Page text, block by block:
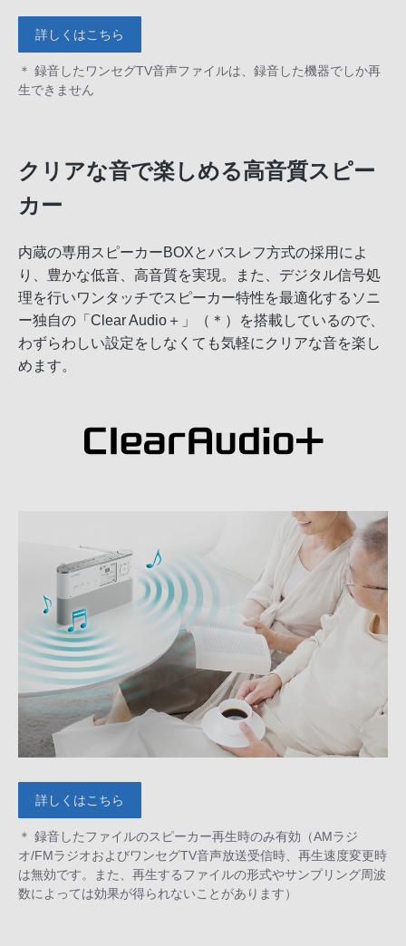
詳しくはこちら
＊ 録音したワンセグTV音声ファイルは、録音した機器でしか再
生できません
クリアな音で楽しめる高音質スピー
カー
内蔵の専用スピーカーBOXとバスレフ方式の採用によ
り、豊かな低音、高音質を実現。また、デジタル信号処
理を行いワンタッチでスピーカー特性を最適化するソニ
ー独自の「Clear Audio＋」（＊）を搭載しているので、
わずらわしい設定をしなくても気軽にクリアな音を楽し
めます。
詳しくはこちら
＊ 録音したファイルのスピーカー再生時のみ有効（AMラジ
オ/FMラジオおよびワンセグTV音声放送受信時、再生速度変更時
は無効です。また、再生するファイルの形式やサンプリング周波
数によっては効果が得られないことがあります）